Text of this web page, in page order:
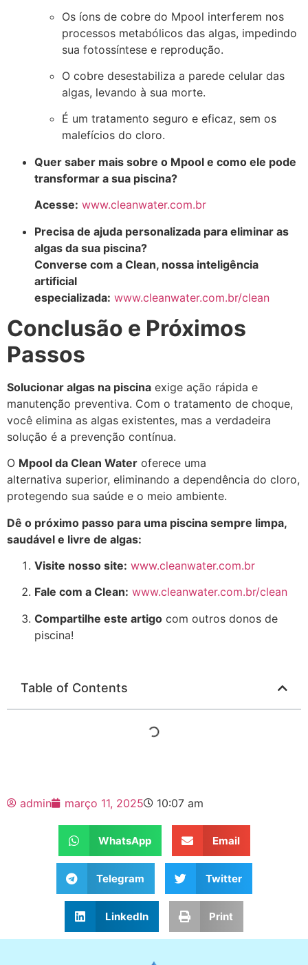
Os íons de cobre do Mpool interferem nos
processos metabólicos das algas, impedindo
sua fotossíntese e reprodução.
O cobre desestabiliza a parede celular das
algas, levando à sua morte.
É um tratamento seguro e eficaz, sem os
malefícios do cloro.
Quer saber mais sobre o Mpool e como ele pode
transformar a sua piscina?
Acesse: www.cleanwater.com.br
Precisa de ajuda personalizada para eliminar as
algas da sua piscina?
Converse com a Clean, nossa inteligência
artificial
especializada: www.cleanwater.com.br/clean
Conclusão e Próximos
Passos
Solucionar algas na piscina exige ação rápida e
manutenção preventiva. Com o tratamento de choque,
você elimina as algas existentes, mas a verdadeira
solução é a prevenção contínua.
O Mpool da Clean Water oferece uma
alternativa superior, eliminando a dependência do cloro,
protegendo sua saúde e o meio ambiente.
Dê o próximo passo para uma piscina sempre limpa,
saudável e livre de algas:
Visite nosso site: www.cleanwater.com.br
Fale com a Clean: www.cleanwater.com.br/clean
Compartilhe este artigo com outros donos de
piscina!
Table of Contents
admin março 11, 2025 10:07 am
WhatsApp Email
Telegram Twitter
LinkedIn Print